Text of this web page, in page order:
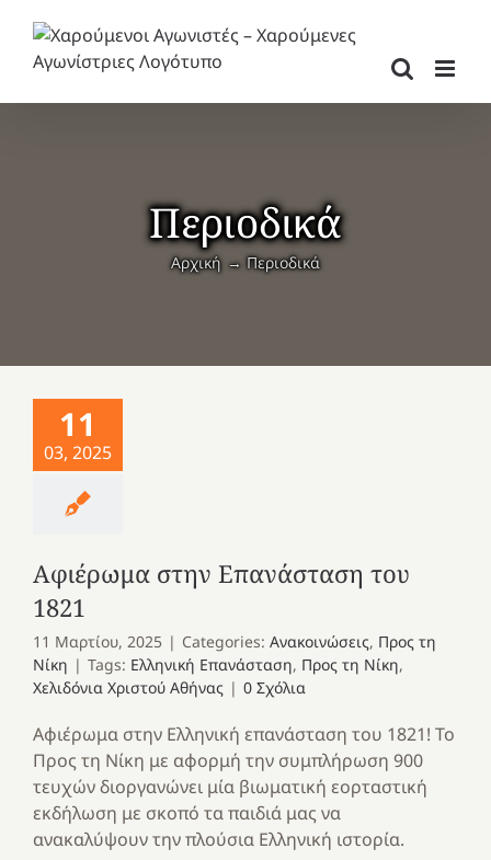
περιεχόμενο
Περιοδικά
Αρχική Περιοδικά
11
03, 2025
Αφιέρωμα στην Επανάσταση του
1821
11 Μαρτίου, 2025 | Categories: Ανακοινώσεις, Προς τη
Νίκη | Tags: Ελληνική Επανάσταση, Προς τη Νίκη,
Χελιδόνια Χριστού Αθήνας | 0 Σχόλια
Αφιέρωμα στην Ελληνική επανάσταση του 1821! Το
Προς τη Νίκη με αφορμή την συμπλήρωση 900
τευχών διοργανώνει μία βιωματική εορταστική
εκδήλωση με σκοπό τα παιδιά μας να
ανακαλύψουν την πλούσια Ελληνική ιστορία.